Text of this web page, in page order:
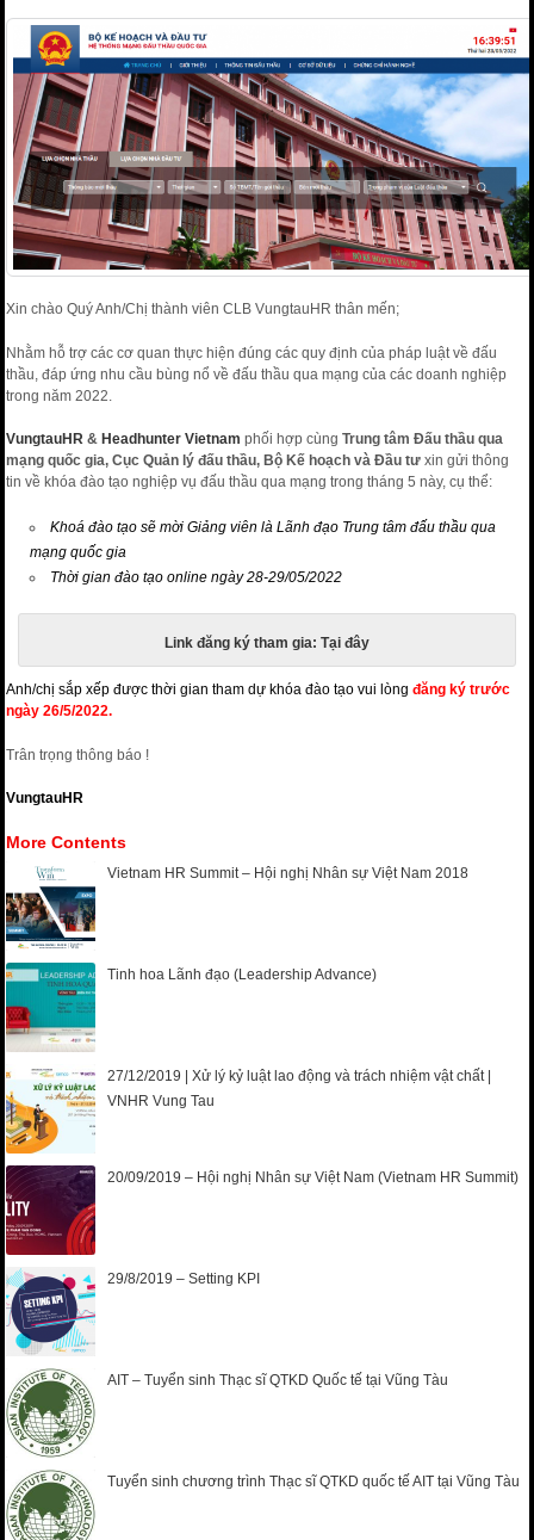
Xin chào Quý Anh/Chị thành viên CLB VungtauHR thân mến;
Nhằm hỗ trợ các cơ quan thực hiện đúng các quy định của pháp luật về đấu
thầu, đáp ứng nhu cầu bùng nổ về đấu thầu qua mạng của các doanh nghiệp
trong năm 2022.
VungtauHR & Headhunter Vietnam phối hợp cùngTrung tâm Đấu thầu qua
mạng quốc gia, Cục Quản lý đấu thầu, Bộ Kế hoạch và Đầu tư xin gửi thông
tin về khóa đào tạo nghiệp vụ đấu thầu qua mạng trong tháng 5 này, cụ thể:
Khoá đào tạo sẽ mời Giảng viên là Lãnh đạo Trung tâm đấu thầu qua
mạng quốc gia
Thời gian đào tạo online ngày 28-29/05/2022
Link đăng ký tham gia: Tại đây
Anh/chị sắp xếp được thời gian tham dự khóa đào tạo vui lòng đăng ký trước
ngày 26/5/2022.
Trân trọng thông báo !
VungtauHR
More Contents
Vietnam HR Summit – Hội nghị Nhân sự Việt Nam 2018
Tinh hoa Lãnh đạo (Leadership Advance)
27/12/2019 | Xử lý kỷ luật lao động và trách nhiệm vật chất |
VNHR Vung Tau
20/09/2019 – Hội nghị Nhân sự Việt Nam (Vietnam HR Summit)
29/8/2019 – Setting KPI
AIT – Tuyển sinh Thạc sĩ QTKD Quốc tế tại Vũng Tàu
Tuyển sinh chương trình Thạc sĩ QTKD quốc tế AIT tại Vũng Tàu